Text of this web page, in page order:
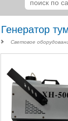
Генератор
Световое